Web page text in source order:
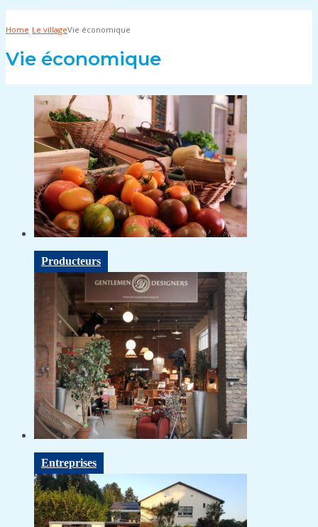
Home Le villageVie économique
Vie économique
Producteurs
Entreprises